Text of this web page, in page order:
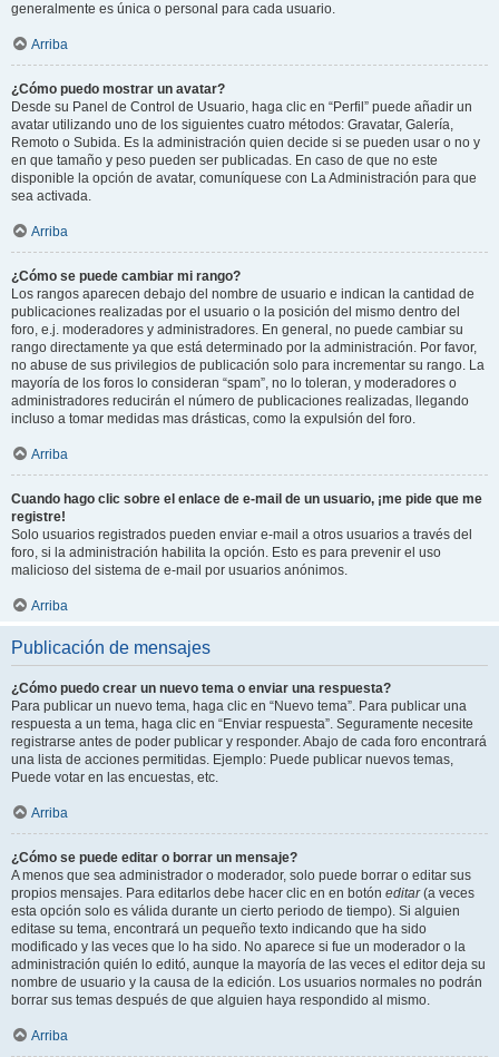
generalmente es única o personal para cada usuario.
Arriba
¿Cómo puedo mostrar un avatar?
Desde su Panel de Control de Usuario, haga clic en “Perfil” puede añadir un
avatar utilizando uno de los siguientes cuatro métodos: Gravatar, Galería,
Remoto o Subida. Es la administración quien decide si se pueden usar o no y
en que tamaño y peso pueden ser publicadas. En caso de que no este
disponible la opción de avatar, comuníquese con La Administración para que
sea activada.
Arriba
¿Cómo se puede cambiar mi rango?
Los rangos aparecen debajo del nombre de usuario e indican la cantidad de
publicaciones realizadas por el usuario o la posición del mismo dentro del
foro, e.j. moderadores y administradores. En general, no puede cambiar su
rango directamente ya que está determinado por la administración. Por favor,
no abuse de sus privilegios de publicación solo para incrementar su rango. La
mayoría de los foros lo consideran “spam”, no lo toleran, y moderadores o
administradores reducirán el número de publicaciones realizadas, llegando
incluso a tomar medidas mas drásticas, como la expulsión del foro.
Arriba
Cuando hago clic sobre el enlace de e-mail de un usuario, ¡me pide que me
registre!
Solo usuarios registrados pueden enviar e-mail a otros usuarios a través del
foro, si la administración habilita la opción. Esto es para prevenir el uso
malicioso del sistema de e-mail por usuarios anónimos.
Arriba
Publicación de mensajes
¿Cómo puedo crear un nuevo tema o enviar una respuesta?
Para publicar un nuevo tema, haga clic en “Nuevo tema”. Para publicar una
respuesta a un tema, haga clic en “Enviar respuesta”. Seguramente necesite
registrarse antes de poder publicar y responder. Abajo de cada foro encontrará
una lista de acciones permitidas. Ejemplo: Puede publicar nuevos temas,
Puede votar en las encuestas, etc.
Arriba
¿Cómo se puede editar o borrar un mensaje?
A menos que sea administrador o moderador, solo puede borrar o editar sus
propios mensajes. Para editarlos debe hacer clic en en botón editar(a veces
esta opción solo es válida durante un cierto periodo de tiempo). Si alguien
editase su tema, encontrará un pequeño texto indicando que ha sido
modificado y las veces que lo ha sido. No aparece si fue un moderador o la
administración quién lo editó, aunque la mayoría de las veces el editor deja su
nombre de usuario y la causa de la edición. Los usuarios normales no podrán
borrar sus temas después de que alguien haya respondido al mismo.
Arriba